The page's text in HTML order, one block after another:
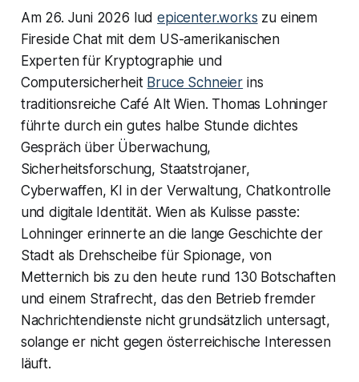
Am 26. Juni 2026 ludepicenter.works zu einem
Fireside Chat mit dem US-amerikanischen
Experten für Kryptographie und
Computersicherheit Bruce Schneier ins
traditionsreiche Café Alt Wien. Thomas Lohninger
führte durch ein gutes halbe Stunde dichtes
Gespräch über Überwachung,
Sicherheitsforschung, Staatstrojaner,
Cyberwaffen, KI in der Verwaltung, Chatkontrolle
und digitale Identität. Wien als Kulisse passte:
Lohninger erinnerte an die lange Geschichte der
Stadt als Drehscheibe für Spionage, von
Metternich bis zu den heute rund 130 Botschaften
und einem Strafrecht, das den Betrieb fremder
Nachrichtendienste nicht grundsätzlich untersagt,
solange er nicht gegen österreichische Interessen
läuft.